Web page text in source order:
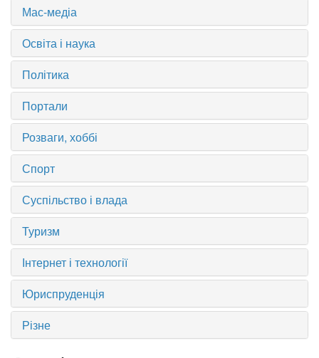
Мас-медіа
Освіта і наука
Політика
Портали
Розваги, хоббі
Спорт
Суспільство і влада
Туризм
Інтернет і технології
Юриспруденція
Різне